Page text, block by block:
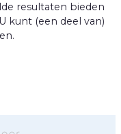
resultaten bieden
kunt (een deel van)